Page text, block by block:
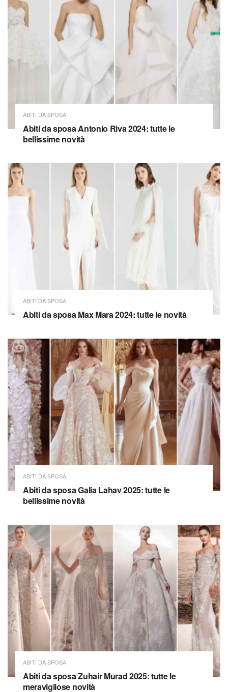
ABITI DA SPOSA
Abiti da sposa Antonio Riva 2024: tutte le
bellissime novità
ABITI DA SPOSA
Abiti da sposa Max Mara 2024: tutte le novità
ABITI DA SPOSA
Abiti da sposa Galia Lahav 2025: tutte le
bellissime novità
ABITI DA SPOSA
Abiti da sposa Zuhair Murad 2025: tutte le
meravigliose novità